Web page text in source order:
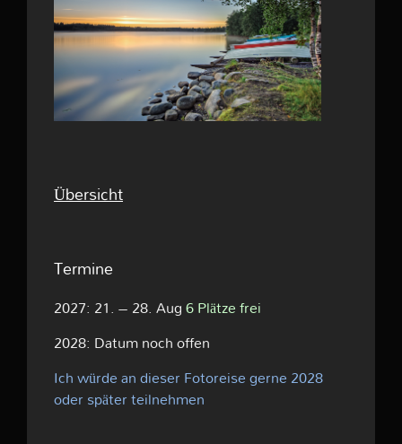
Übersicht
Termine
2027: 21. – 28. Aug6 Plätze frei
2028: Datum noch offen
Ich würde an dieser Fotoreise gerne 2028
oder später teilnehmen